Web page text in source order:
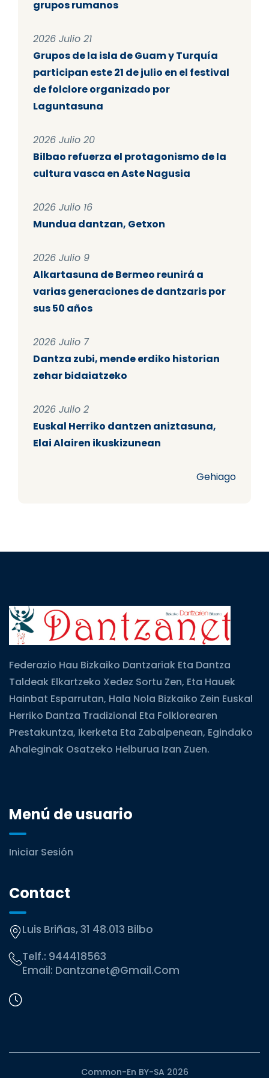
grupos rumanos
2026 Julio 21
Grupos de la isla de Guam y Turquía
participan este 21 de julio en el festival
de folclore organizado por
Laguntasuna
2026 Julio 20
Bilbao refuerza el protagonismo de la
cultura vasca en Aste Nagusia
2026 Julio 16
Mundua dantzan, Getxon
2026 Julio 9
Alkartasuna de Bermeo reunirá a
varias generaciones de dantzaris por
sus 50 años
2026 Julio 7
Dantza zubi, mende erdiko historian
zehar bidaiatzeko
2026 Julio 2
Euskal Herriko dantzen aniztasuna,
Elai Alairen ikuskizunean
Gehiago
Federazio Hau Bizkaiko Dantzariak Eta Dantza
Taldeak Elkartzeko Xedez Sortu Zen, Eta Hauek
Hainbat Esparrutan, Hala Nola Bizkaiko Zein Euskal
Herriko Dantza Tradizional Eta Folklorearen
Prestakuntza, Ikerketa Eta Zabalpenean, Egindako
Ahaleginak Osatzeko Helburua Izan Zuen.
Menú de usuario
Iniciar Sesión
Contact
Luis Briñas, 31 48.013 Bilbo
Telf.: 944418563
Email: Dantzanet@gmail.com
Common-En BY-SA 2026